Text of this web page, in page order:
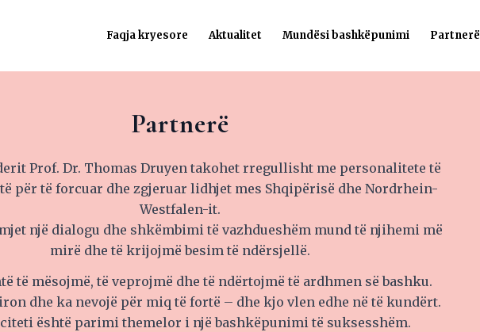
Faqja kryesore Aktualitet Mundësi bashkëpunimi Partnerë
Partnerë
Prof. Dr. Thomas Druyen takohet rregullisht me personalitete të
për të forcuar dhe zgjeruar lidhjet mes Shqipërisë dhe Nordrhein-
Westfalen-it.
një dialogu dhe shkëmbimi të vazhdueshëm mund të njihemi më
mirë dhe të krijojmë besim të ndërsjellë.
të mësojmë, të veprojmë dhe të ndërtojmë të ardhmen së bashku.
dhe ka nevojë për miq të fortë – dhe kjo vlen edhe në të kundërt.
është parimi themelor i një bashkëpunimi të suksesshëm.